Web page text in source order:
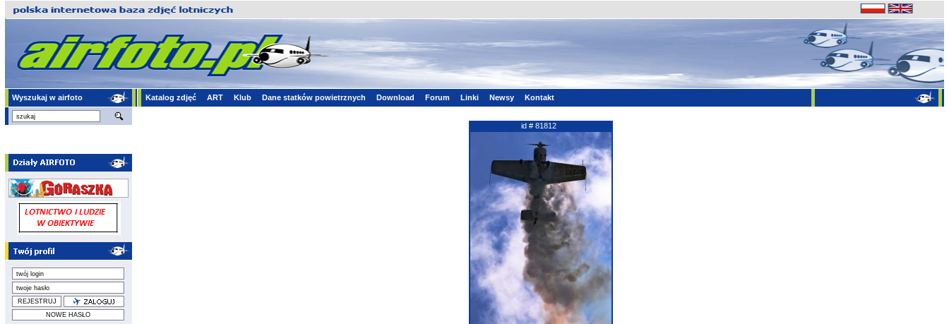
Wyszukaj w airfoto Katalog zdjęć ART Klub Dane statków powietrznych Download Forum Linki Newsy Kontakt
id # 81812